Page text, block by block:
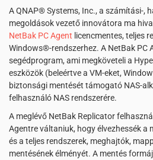
A QNAP® Systems, Inc., a számítási-,
megoldások vezető innovátora ma
NetBak PC Agent licencmentes, teljes
Windows®-rendszerhez. A NetBak PC
segédprogram, ami megköveteli a
eszközök (beleértve a VM-eket,
biztonsági mentését támogató NAS-
felhasználó NAS rendszerére.
A meglévő NetBak Replicator
Agentre váltaniuk, hogy élvezhessék a
és a teljes rendszerek, meghajtók,
mentésének élményét. A mentés